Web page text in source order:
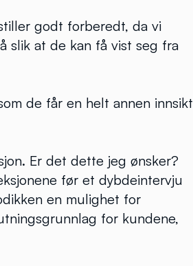
godt forberedt, da vi
slik at de kan få vist seg fra
de får en helt annen innsikt
Er det dette jeg ønsker?
før et dybdeintervju
en mulighet for
for kundene,